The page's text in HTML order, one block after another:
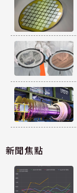
新聞焦點